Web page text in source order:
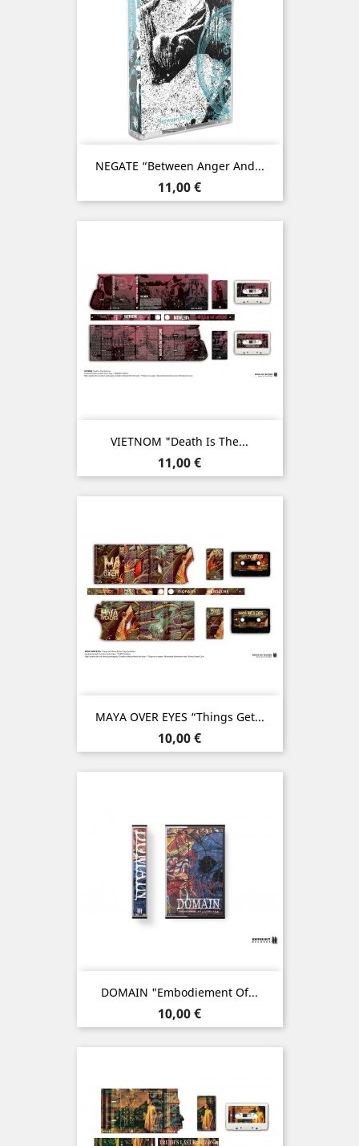
NEGATE “Between Anger And...
Prix
11,00 €
VIETNOM "Death Is The...
Prix
11,00 €
MAYA OVER EYES “Things Get...
Prix
10,00 €
DOMAIN "Embodiement Of...
Prix
10,00 €